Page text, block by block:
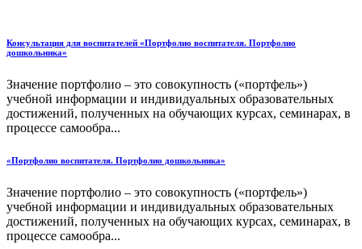
Консультация для воспитателей «Портфолио воспитателя. Портфолио
дошкольника»
Значение портфолио – это совокупность («портфель»)
учебной информации и индивидуальных образовательных
достижений, полученных на обучающих курсах, семинарах, в
процессе самообра...
«Портфолио воспитателя. Портфолио дошкольника»
Значение портфолио – это совокупность («портфель»)
учебной информации и индивидуальных образовательных
достижений, полученных на обучающих курсах, семинарах, в
процессе самообра...